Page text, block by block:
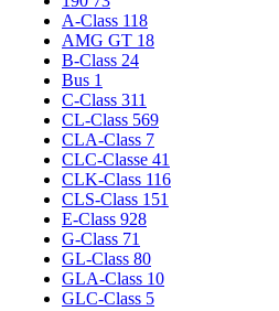
A-Сlass 118
AMG GT 18
B-Сlass 24
Bus 1
C-Сlass 311
CL-Сlass 569
CLA-Сlass 7
CLC-Сlasse 41
CLK-Сlass 116
CLS-Сlass 151
E-Сlass 928
G-Сlass 71
GL-Class 80
GLA-Class 10
GLC-Class 5